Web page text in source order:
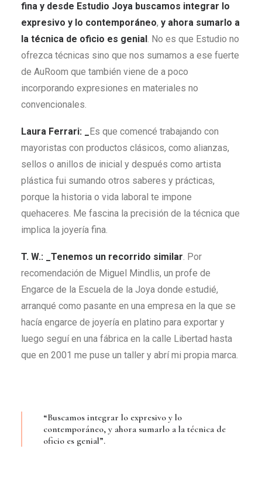
fina y desde Estudio Joya buscamos integrar lo
expresivo y lo contemporáneo, y ahora sumarlo a
la técnica de oficio es genial. No es que Estudio no
ofrezca técnicas sino que nos sumamos a ese fuerte
de AuRoom que también viene de a poco
incorporando expresiones en materiales no
convencionales.
Laura Ferrari: _ Es que comencé trabajando con
mayoristas con productos clásicos, como alianzas,
sellos o anillos de inicial y después como artista
plástica fui sumando otros saberes y prácticas,
porque la historia o vida laboral te impone
quehaceres. Me fascina la precisión de la técnica que
implica la joyería fina.
T. W.: _Tenemos un recorrido similar. Por
recomendación de Miguel Mindlis, un profe de
Engarce de la Escuela de la Joya donde estudié,
arranqué como pasante en una empresa en la que se
hacía engarce de joyería en platino para exportar y
luego seguí en una fábrica en la calle Libertad hasta
que en 2001 me puse un taller y abrí mi propia marca.
“Buscamos integrar lo expresivo y lo
contemporáneo, y ahora sumarlo a la técnica de
oficio es genial”.